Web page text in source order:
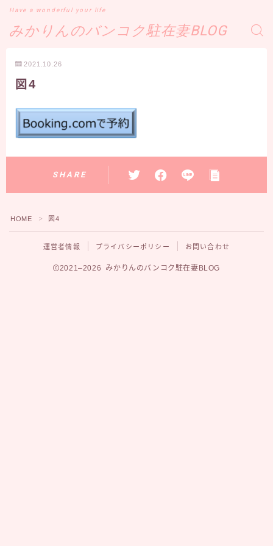
みかりんのバンコク駐在妻BLOG
Have a wonderful your life
2021.10.26
図4
SHARE
HOME ＞ 図4
運営者情報 プライバシーポリシー お問い合わせ
2021–2026 みかりんのバンコク駐在妻BLOG